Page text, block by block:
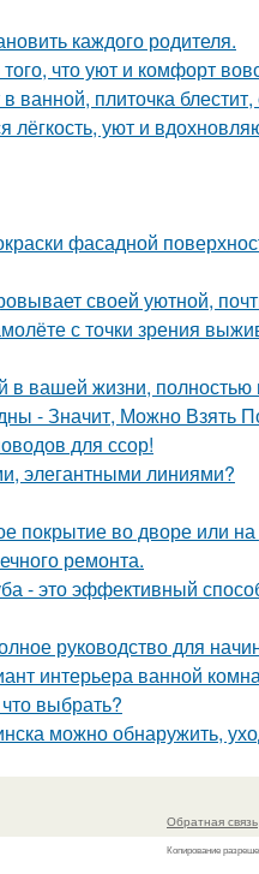
каждого родителя.
что уют и комфорт
ванной, плиточка
лёгкость, уют и
фасадной
своей уютной,
с точки зрения
вашей жизни, полностью
- Значит, Можно Взять
для ссор!
элегантными линиями?
покрытие во дворе или на
ремонта.
- это эффективный
руководство для
интерьера ванной
выбрать?
можно обнаружить,
Обратная связь
Копирование